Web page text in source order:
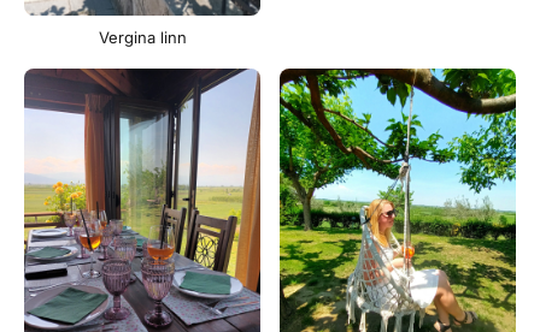
Vergina linn